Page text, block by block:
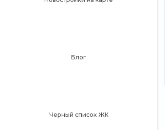
Блог
Черный список ЖК